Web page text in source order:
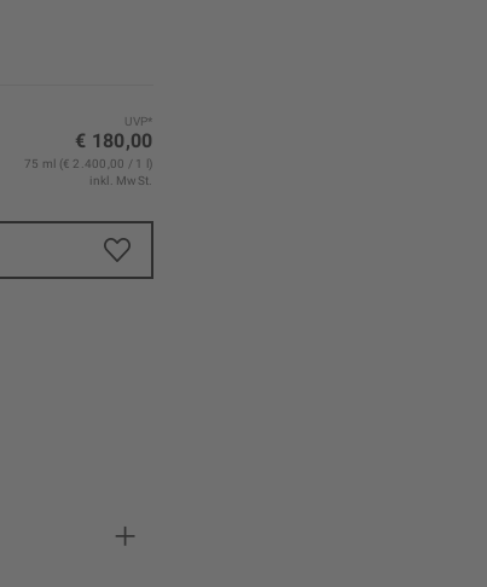
UVP*
€ 180,00
75 ml (€ 2.400,00 / 1 l)
inkl. MwSt.